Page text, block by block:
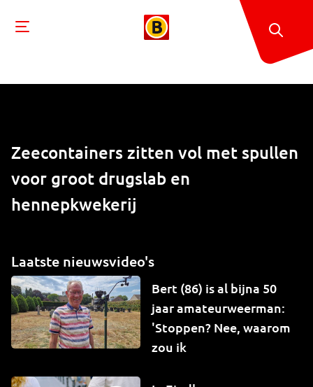
Zeecontainers zitten vol met spullen
voor groot drugslab en
hennepkwekerij
Laatste nieuwsvideo's
Bert (86) is al bijna 50
jaar amateurweerman:
'Stoppen? Nee, waarom
zou ik